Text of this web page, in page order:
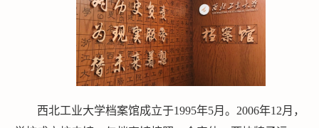
西北工业大学档案馆成立于1995年5月。2006年12月，